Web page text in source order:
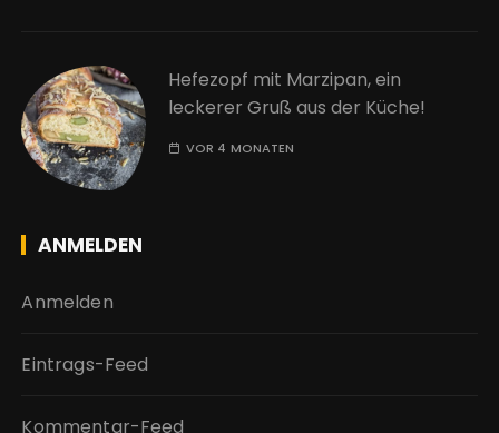
Hefezopf mit Marzipan, ein
leckerer Gruß aus der Küche!
VOR 4 MONATEN
ANMELDEN
Anmelden
Eintrags-Feed
Kommentar-Feed